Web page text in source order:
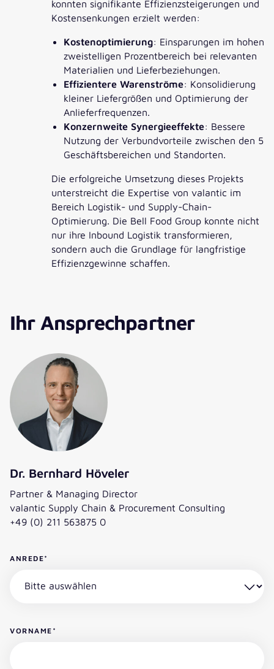
konnten signifikante Effizienzsteigerungen und
Kostensenkungen erzielt werden:
Kostenoptimierung: Einsparungen im hohen
zweistelligen Prozentbereich bei relevanten
Materialien und Lieferbeziehungen.
Effizientere Warenströme: Konsolidierung
kleiner Liefergrößen und Optimierung der
Anlieferfrequenzen.
Konzernweite Synergieeffekte: Bessere
Nutzung der Verbundvorteile zwischen den 5
Geschäftsbereichen und Standorten.
Die erfolgreiche Umsetzung dieses Projekts
unterstreicht die Expertise von valantic im
Bereich Logistik- und Supply-Chain-
Optimierung. Die Bell Food Group konnte nicht
nur ihre Inbound Logistik transformieren,
sondern auch die Grundlage für langfristige
Effizienzgewinne schaffen.
Ihr Ansprechpartner
Dr. Bernhard Höveler
Partner & Managing Director
valantic Supply Chain & Procurement Consulting
+49 (0) 211 563875 0
ANREDE*
VORNAME *